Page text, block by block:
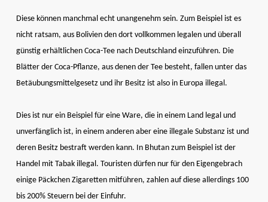
Diese können manchmal echt unangenehm sein. Zum Beispiel ist es
nicht ratsam, aus Bolivien den dort vollkommen legalen und überall
günstig erhältlichen Coca-Tee nach Deutschland einzuführen. Die
Blätter der Coca-Pflanze, aus denen der Tee besteht, fallen unter das
Betäubungsmittelgesetz und ihr Besitz ist also in Europa illegal.
Dies ist nur ein Beispiel für eine Ware, die in einem Land legal und
unverfänglich ist, in einem anderen aber eine illegale Substanz ist und
deren Besitz bestraft werden kann. In Bhutan zum Beispiel ist der
Handel mit Tabak illegal. Touristen dürfen nur für den Eigengebrach
einige Päckchen Zigaretten mitführen, zahlen auf diese allerdings 100
bis 200% Steuern bei der Einfuhr.